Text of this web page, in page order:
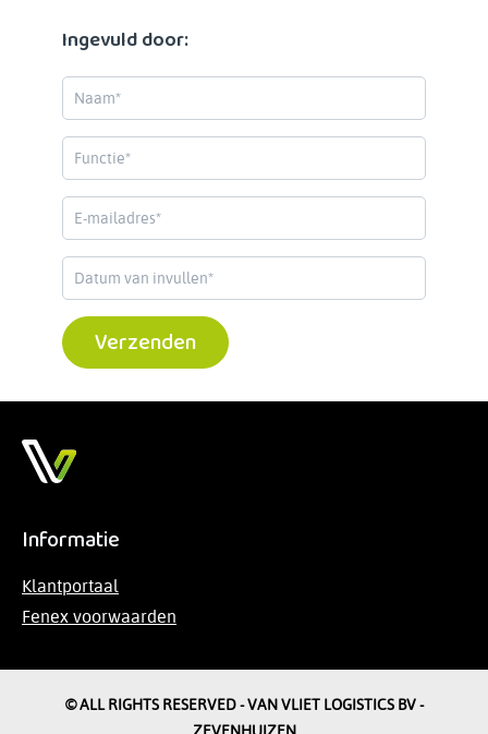
Ingevuld door:
Verzenden
Informatie
Klantportaal
Fenex voorwaarden
© ALL RIGHTS RESERVED - VAN VLIET LOGISTICS BV -